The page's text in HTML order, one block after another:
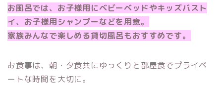
お風呂では、お子様用にベビーベッドやキッズバスト
イ、お子様用シャンプーなどを用意。
家族みんなで楽しめる貸切風呂もおすすめです。
お食事は、朝・夕食共にゆっくりと部屋食でプライベ
ートな時間を大切に。